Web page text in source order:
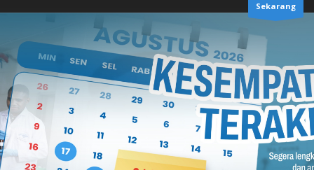
Jadwal Buka ADMISI UMC
Senin-Jumat 8:00AM - 5:00PM
Sekarang